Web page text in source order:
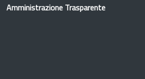
Amministrazione Trasparente